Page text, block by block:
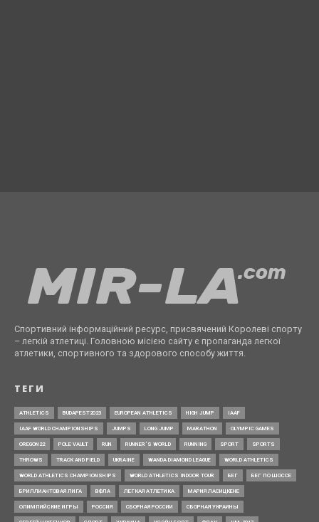
Спортивний інформаційний ресурс, присвячений Королеві спорту
– легкій атлетиці. Головною місією сайту є пропаганда легкої
атлетики, спортивного та здорового способу життя.
ТЕГИ
ATHLETICS BUDAPEST2023 EUROPEAN ATHLETICS HIGH JUMP IAAF
IAAF WORLD CHAMPIONSHIPS JUMPS LONG JUMP MARATHON OLYMPIC GAMES
OREGON22 POLE VAULT RUN RUNNER’S WORLD RUNNING SPORT SPORTS
THROWS TRACK AND FIELD UKRAINE WANDA DIAMOND LEAGUE WORLD ATHLETICS
WORLD ATHLETICS CHAMPIONSHIPS WORLD ATHLETICS INDOOR TOUR БЕГ БЕГ ПО ШОССЕ
БРИЛЛИАНТОВАЯ ЛИГА ВФЛА ЛЕГКАЯ АТЛЕТИКА МАРИЯ ЛАСИЦКЕНЕ
ОЛИМПИЙСКИЕ ИГРЫ РОССИЯ СБОРНАЯ РОССИИ СБОРНАЯ УКРАИНЫ